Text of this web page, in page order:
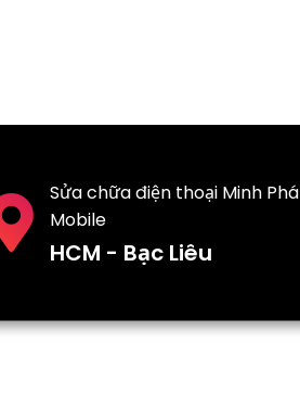
Sửa chữa điện thoại Minh
Mobile
HCM - Bạc Liêu